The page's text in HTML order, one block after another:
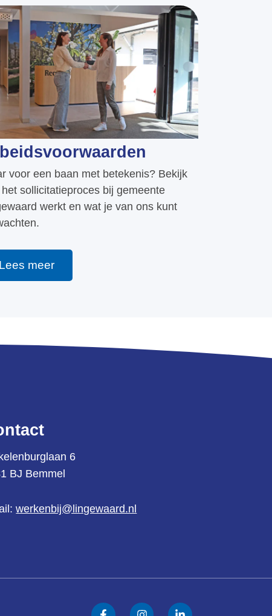
voor een baan met betekenis? Bekijk
het sollicitatieproces bij gemeente
werkt en wat je van ons kunt
Lees meer
6
BJ Bemmel
werkenbij@lingewaard.nl